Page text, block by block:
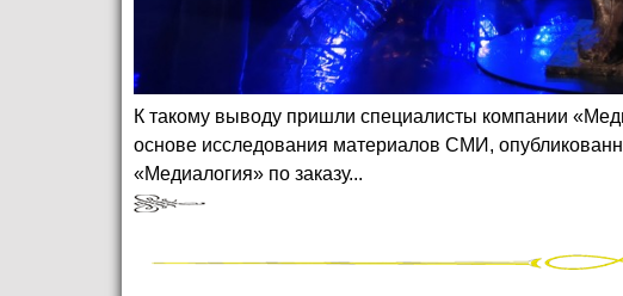
К такому выводу пришли специалисты компании
основе исследования материалов СМИ,
«Медиалогия» по заказу...